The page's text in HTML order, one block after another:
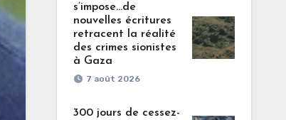
s’impose…de
nouvelles écritures
retracent la réalité
des crimes sionistes
à Gaza
7 août 2026
300 jours de cessez-